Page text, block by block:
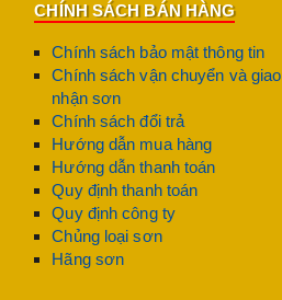
CHÍNH SÁCH BÁN HÀNG
Chính sách bảo mật thông tin
Chính sách vận chuyển và giao
nhận sơn
Chính sách đổi trả
Hướng dẫn mua hàng
Hướng dẫn thanh toán
Quy định thanh toán
Quy định công ty
Chủng loại sơn
Hãng sơn